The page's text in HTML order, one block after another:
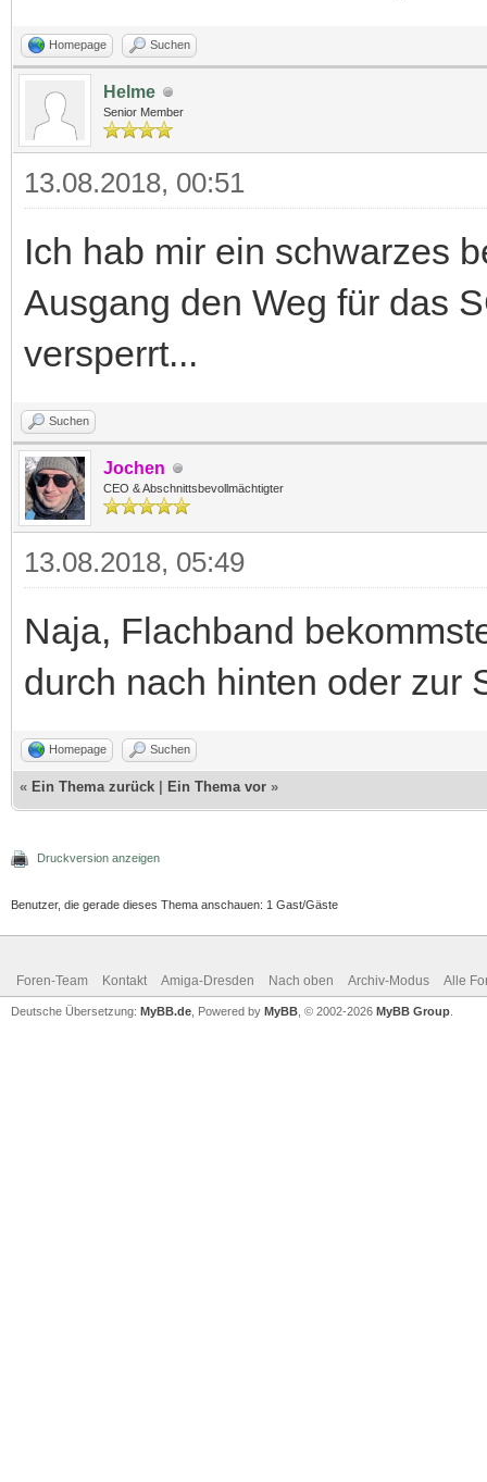
Homepage Suchen
Helme
Senior Member
13.08.2018, 00:51
Ich hab mir ein schwarzes
Ausgang den Weg für das
versperrt...
Suchen
Jochen
CEO & Abschnittsbevollmächtigter
13.08.2018, 05:49
Naja, Flachband
durch nach hinten oder zur
Homepage Suchen
« Ein Thema zurück Ein Thema vor »
Druckversion anzeigen
Benutzer, die gerade dieses Thema anschauen: 1 Gast/Gäste
Foren-Team Kontakt Amiga-Dresden Nach oben Archiv-Modus Alle
Deutsche Übersetzung: MyBB.de, Powered by MyBB, © 2002-2026 MyBB Group.